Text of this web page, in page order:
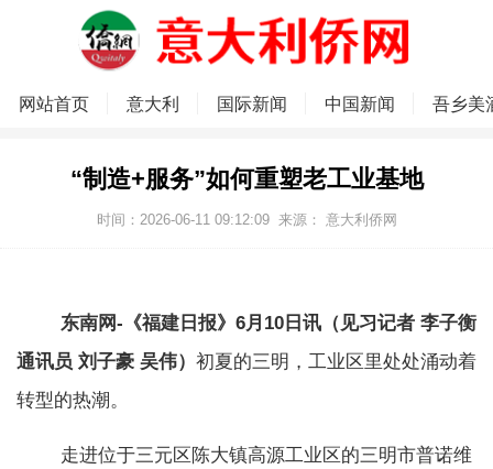
网站首页 意大利 国际新闻 中国新闻 吾乡美
“制造+服务”如何重塑老工业基地
时间：2026-06-11 09:12:09 来源： 意大利侨网
东南网-《福建日报》6月10日讯（见习记者 李子衡
通讯员 刘子豪 吴伟） 初夏的三明，工业区里处处涌动着
转型的热潮。
走进位于三元区陈大镇高源工业区的三明市普诺维